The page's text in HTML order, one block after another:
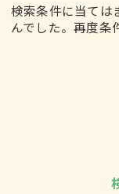
検索条件に当ては
んでした。再度条